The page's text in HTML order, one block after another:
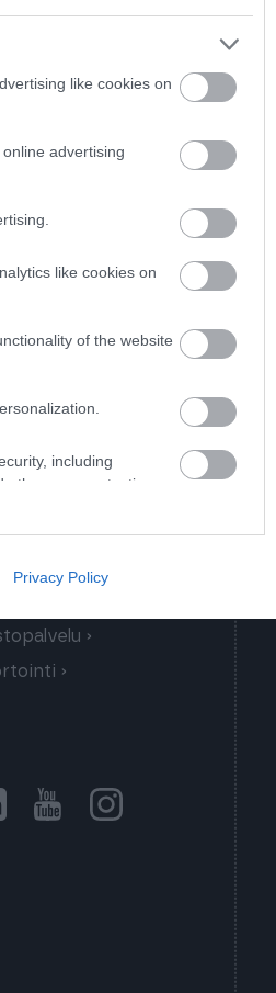
like cookies on
advertising
like cookies on
of the website
including
user protection.
Privacy Policy